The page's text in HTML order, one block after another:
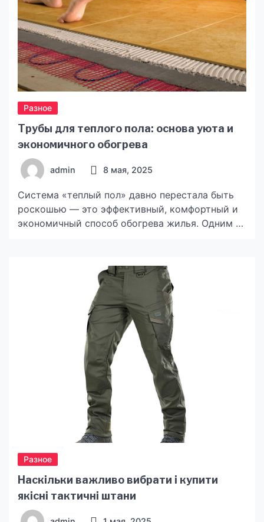
Разное
Трубы для теплого пола: основа уюта и
экономичного обогрева
admin 8 мая, 2025
Система «теплый пол» давно перестала быть
роскошью — это эффективный, комфортный и
экономичный способ обогрева жилья. Одним из
теплоноситель. От их качества, типа и
правильного подбора зависит надежность всей
системы, ее долговечность и эффективность.
Понимание, какие трубы для теплого
пола подходят для его монтажа, и какие
особенности их […]
Разное
Наскільки важливо вибрати і купити
якісні тактичні штани